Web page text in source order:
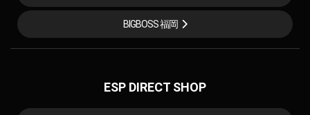
BIGBOSS 福岡
ESP DIRECT SHOP